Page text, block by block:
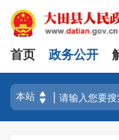
首页 政务公开